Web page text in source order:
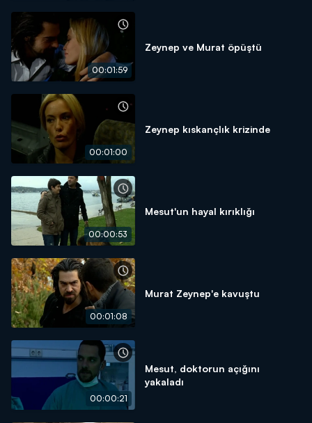
00:01:59
Zeynep ve Murat öpüştü
00:01:00
Zeynep kıskançlık krizinde
00:00:53
Mesut'un hayal kırıklığı
00:01:08
Murat Zeynep'e kavuştu
00:00:21
Mesut, doktorun açığını
yakaladı